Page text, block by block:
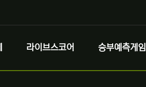
라이브스코어 승부예측게임